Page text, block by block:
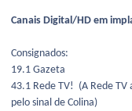
Canais Digital/HD em
Consignados:
19.1 Gazeta
43.1 Rede TV! (A Rede TV
pelo sinal de Colina)